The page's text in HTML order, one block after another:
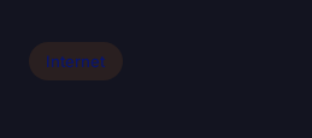
Internet